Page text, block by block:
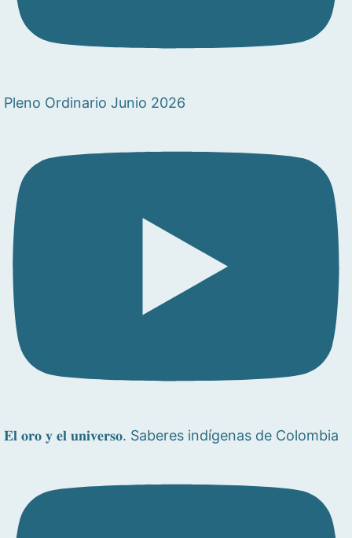
Pleno Ordinario Junio 2026
𝐄𝐥 𝐨𝐫𝐨 𝐲 𝐞𝐥 𝐮𝐧𝐢𝐯𝐞𝐫𝐬𝐨. Saberes indígenas de Colombia